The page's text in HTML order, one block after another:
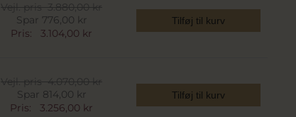
Vejl. pris3.880,00 kr
Spar 776,00 kr
Pris:
3.104,00 kr
Tilføj til kurv
Vejl. pris4.070,00 kr
Spar 814,00 kr
Pris:
3.256,00 kr
Tilføj til kurv